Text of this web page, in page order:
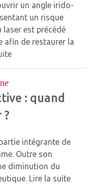
un angle irido-
un risque
laser est précédé
afin de restaurer la
: quand
?
intégrante de
Outre son
diminution du
Lire la suite